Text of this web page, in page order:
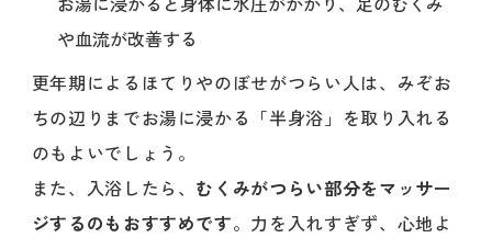
や血流が改善する
更年期によるほてりやのぼせがつらい人は、みぞお
ちの辺りまでお湯に浸かる「半身浴」を取り入れる
のもよいでしょう。
また、入浴したら、 むくみがつらい部分をマッサー
ジするのもおすすめです。力を入れすぎず、心地よ